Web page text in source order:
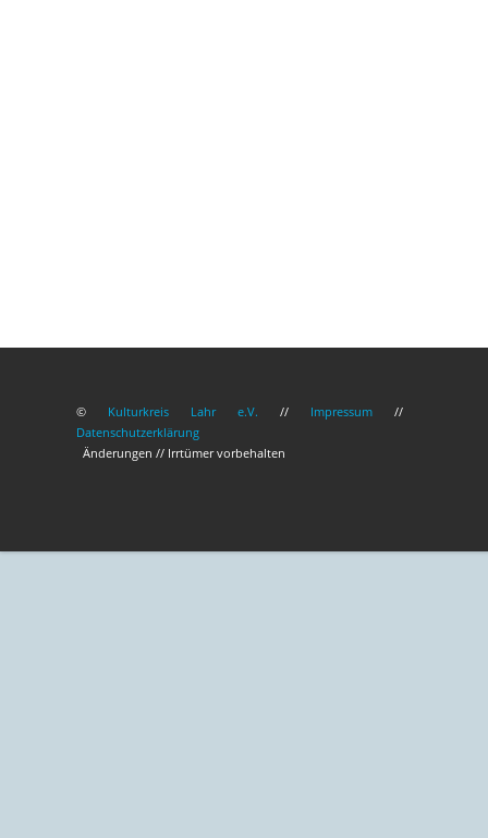
© Kulturkreis Lahr e.V. // Impressum //
Datenschutzerklärung
Änderungen // Irrtümer vorbehalten